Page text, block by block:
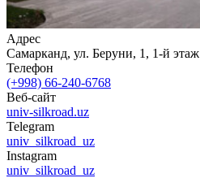
Адрес
Самарканд, ул. Беруни, 1, 1-й этаж
Телефон
(+998) 66-240-6768
Веб-сайт
univ-silkroad.uz
Telegram
univ_silkroad_uz
Instagram
univ_silkroad_uz